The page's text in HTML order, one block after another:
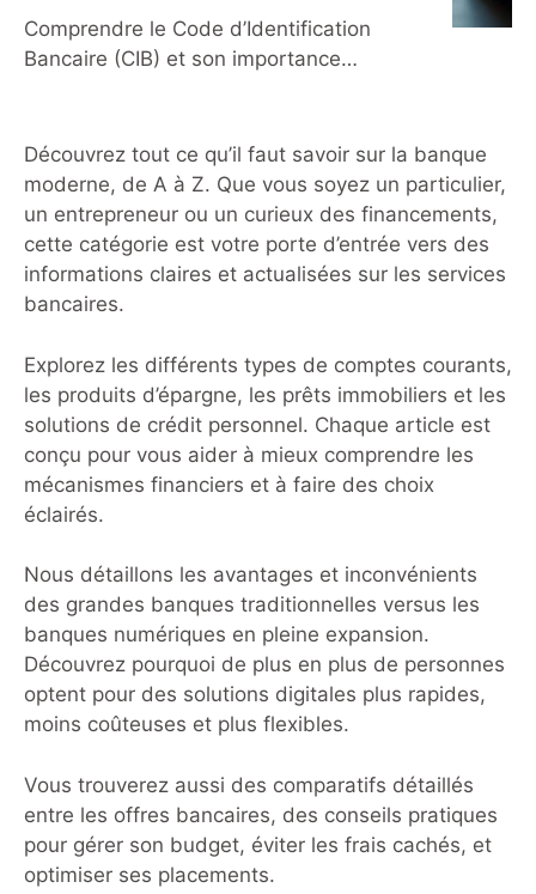
banque en France en 2026 ?
Comprendre le Code d’Identification
Bancaire (CIB) et son importance
précis, invisible pour le client, mais
fondamental pour la fluidité des
transferts. Ce système repose sur le
Code d’Identification Bancaire,
souvent abrégé en CIB. Ce code,
composé de cinq chiffres, permet de
l’établissement
Découvrez tout ce qu’il faut savoir sur la banque
moderne, de A à Z. Que vous soyez un particulier,
un entrepreneur ou un curieux des financements,
cette catégorie est votre porte d’entrée vers des
informations claires et actualisées sur les services
bancaires.
Explorez les différents types de comptes courants,
les produits d’épargne, les prêts immobiliers et les
solutions de crédit personnel. Chaque article est
conçu pour vous aider à mieux comprendre les
mécanismes financiers et à faire des choix
éclairés.
Nous détaillons les avantages et inconvénients
des grandes banques traditionnelles versus les
banques numériques en pleine expansion.
Découvrez pourquoi de plus en plus de personnes
optent pour des solutions digitales plus rapides,
moins coûteuses et plus flexibles.
Vous trouverez aussi des comparatifs détaillés
entre les offres bancaires, des conseils pratiques
pour gérer son budget, éviter les frais cachés, et
optimiser ses placements.